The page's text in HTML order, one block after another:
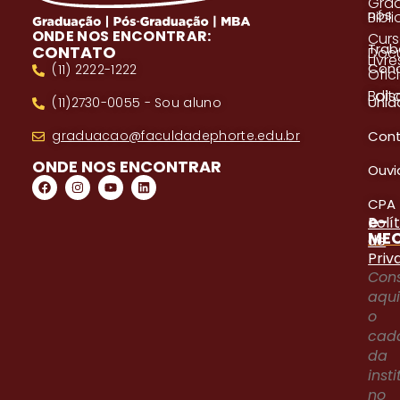
ONDE NOS ENCONTRAR:
CONTATO
(11) 2222-1222
(11)2730-0055 - Sou aluno
graduacao@faculdadephorte.edu.br
ONDE NOS ENCONTRAR
nós
CPA
e-
aqui
o
da
no
de